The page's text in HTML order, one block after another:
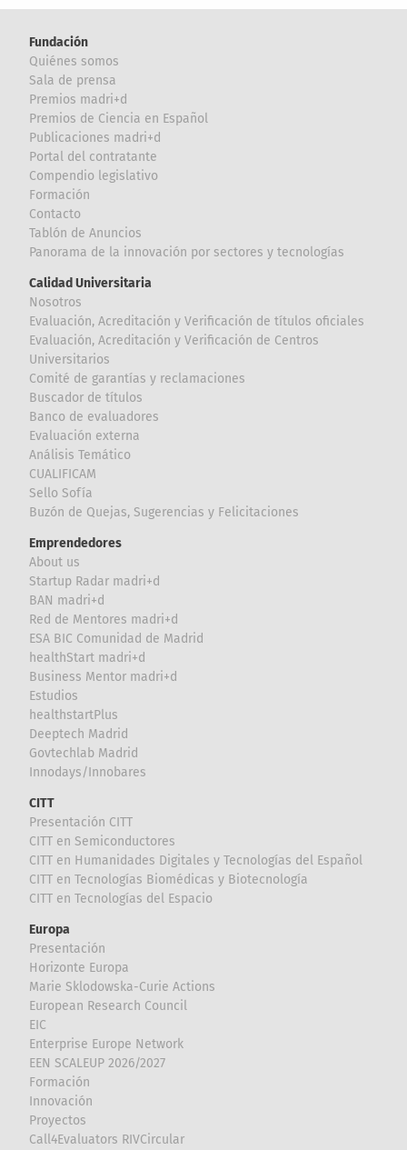
Fundación
Quiénes somos
Sala de prensa
Premios madri+d
Premios de Ciencia en Español
Publicaciones madri+d
Portal del contratante
Compendio legislativo
Formación
Contacto
Tablón de Anuncios
Panorama de la innovación por sectores y tecnologías
Calidad Universitaria
Nosotros
Evaluación, Acreditación y Verificación de títulos oficiales
Evaluación, Acreditación y Verificación de Centros
Universitarios
Comité de garantías y reclamaciones
Buscador de títulos
Banco de evaluadores
Evaluación externa
Análisis Temático
CUALIFICAM
Sello Sofía
Buzón de Quejas, Sugerencias y Felicitaciones
Emprendedores
About us
Startup Radar madri+d
BAN madri+d
Red de Mentores madri+d
ESA BIC Comunidad de Madrid
healthStart madri+d
Business Mentor madri+d
Estudios
healthstartPlus
Deeptech Madrid
Govtechlab Madrid
Innodays/Innobares
CITT
Presentación CITT
CITT en Semiconductores
CITT en Humanidades Digitales y Tecnologías del Español
CITT en Tecnologías Biomédicas y Biotecnología
CITT en Tecnologías del Espacio
Europa
Presentación
Horizonte Europa
Marie Sklodowska-Curie Actions
European Research Council
EIC
Enterprise Europe Network
EEN SCALEUP 2026/2027
Formación
Innovación
Proyectos
Call4Evaluators RIVCircular